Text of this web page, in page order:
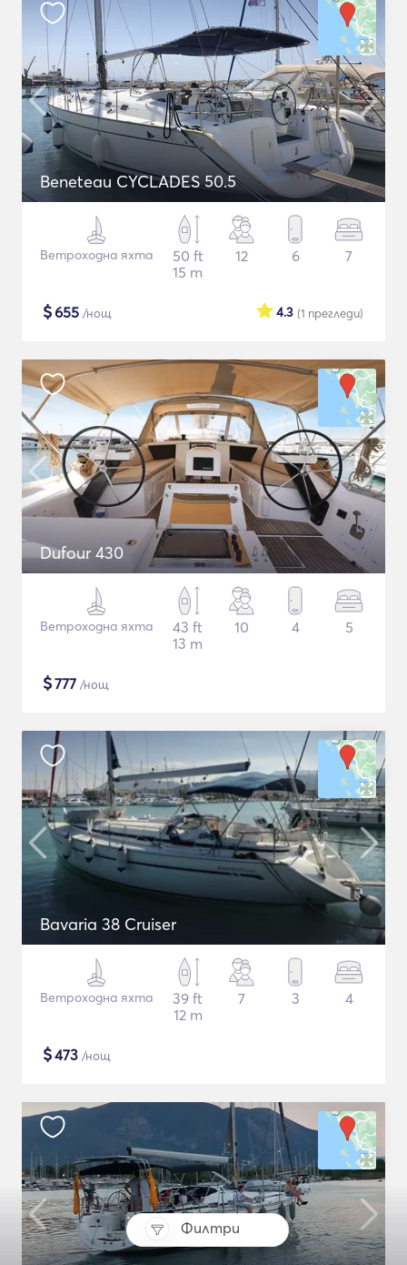
Филтри
Beneteau CYCLADES 50.5
Ветроходна яхта
50 ft
15 m
12 6 7
$655 /нощ (1 прегледи)
4.3
Dufour 430
Ветроходна яхта
43 ft
13 m
10 4 5
$777 /нощ
Bavaria 38 Cruiser
Ветроходна яхта
39 ft
12 m
7 3 4
$473 /нощ